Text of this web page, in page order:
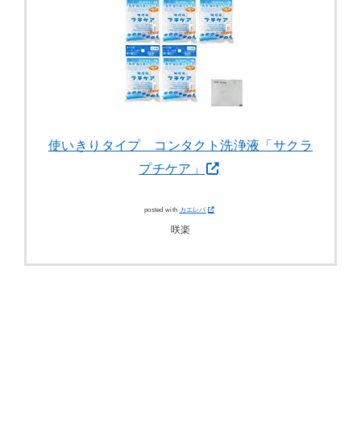
使いきりタイプ コンタクト洗浄液「サクラ
プチケア」
posted with カエレバ
咲楽